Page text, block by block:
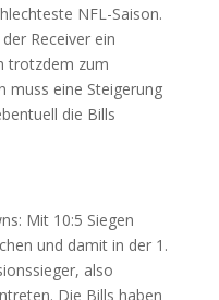
NFL-Saison.
Receiver ein
trotzdem zum
muss eine Steigerung
die Bills
Mit 10:5 Siegen
und damit in der 1.
also
Die Bills haben